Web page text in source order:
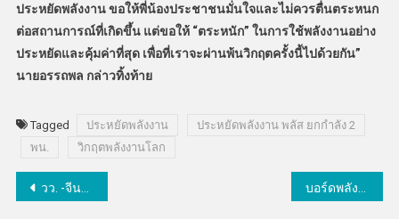
ประหยัดพลังงาน ขอให้พี่น้องประชาชนมั่นใจและไม่ควรตื่นตระหนก
ต่อสถานการณ์ที่เกิดขึ้น แต่ขอให้ “ตระหนัก” ในการใช้พลังงานอย่าง
ประหยัดและคุ้มค่าที่สุด เพื่อที่เราจะผ่านพ้นวิกฤตครั้งนี้ไปด้วยกัน”
นายอรรถพล กล่าวทิ้งท้าย
Tagged ประหยัดพลังงาน
ประหยัดพลังงาน พลัส ยกกำลัง 2
พน.
วิกฤตพลังงานโลก
แนะแนว
วว. -จีนหารือความร่วมมือการวิจัยและพัฒนาเทคโนโลยีทางการแพทย์ สร้างเครือข่ายความร่วมมือ วทน. ระดับนานาชาติ